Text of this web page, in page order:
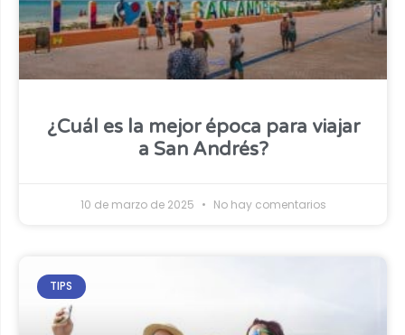
¿Cuál es la mejor época para viajar
a San Andrés?
10 de marzo de 2025 No hay comentarios
TIPS